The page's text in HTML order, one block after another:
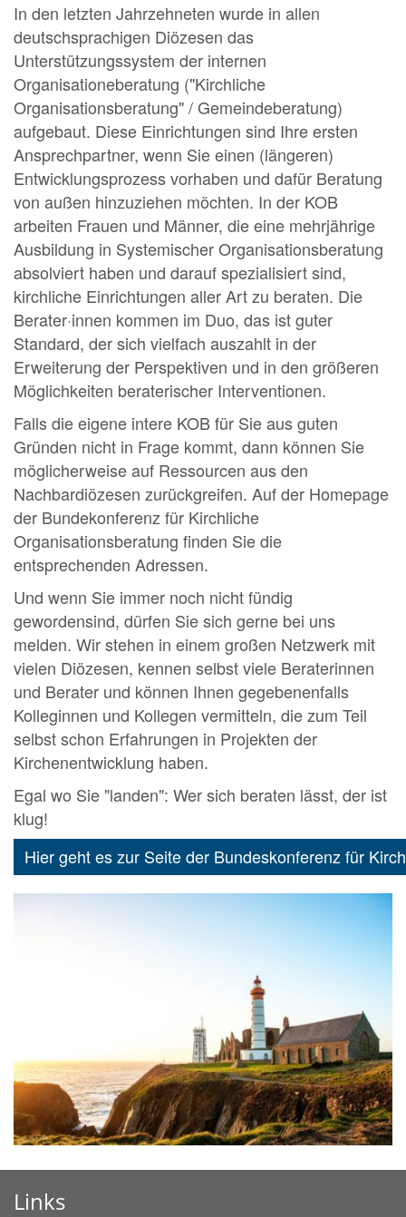
In den letzten Jahrzehneten wurde in allen
deutschsprachigen Diözesen das
Unterstützungssystem der internen
Organisationeberatung ("Kirchliche
Organisationsberatung" / Gemeindeberatung)
aufgebaut. Diese Einrichtungen sind Ihre ersten
Ansprechpartner, wenn Sie einen (längeren)
Entwicklungsprozess vorhaben und dafür Beratung
von außen hinzuziehen möchten. In der KOB
arbeiten Frauen und Männer, die eine mehrjährige
Ausbildung in Systemischer Organisationsberatung
absolviert haben und darauf spezialisiert sind,
kirchliche Einrichtungen aller Art zu beraten. Die
Berater·innen kommen im Duo, das ist guter
Standard, der sich vielfach auszahlt in der
Erweiterung der Perspektiven und in den größeren
Möglichkeiten beraterischer Interventionen.
Falls die eigene intere KOB für Sie aus guten
Gründen nicht in Frage kommt, dann können Sie
möglicherweise auf Ressourcen aus den
Nachbardiözesen zurückgreifen. Auf der Homepage
der Bundekonferenz für Kirchliche
Organisationsberatung finden Sie die
entsprechenden Adressen.
Und wenn Sie immer noch nicht fündig
gewordensind, dürfen Sie sich gerne bei uns
melden. Wir stehen in einem großen Netzwerk mit
vielen Diözesen, kennen selbst viele Beraterinnen
und Berater und können Ihnen gegebenenfalls
Kolleginnen und Kollegen vermitteln, die zum Teil
selbst schon Erfahrungen in Projekten der
Kirchenentwicklung haben.
Egal wo Sie "landen": Wer sich beraten lässt, der ist
klug!
Hier geht es zur Seite der Bundeskonferenz für
Links